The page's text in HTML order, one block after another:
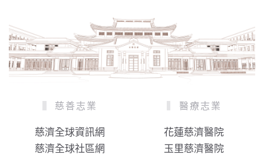
慈善志業
慈濟全球資訊網
慈濟全球社區網
醫療志業
花蓮慈濟醫院
玉里慈濟醫院